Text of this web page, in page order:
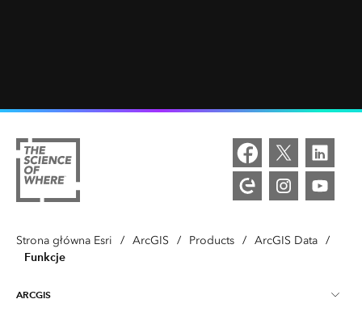
Strona główna Esri / ArcGIS / Products / ArcGIS Data /
Funkcje
ARCGIS